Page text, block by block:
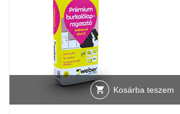
Kosárba teszem